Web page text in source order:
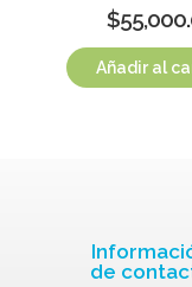
$
Añadir al
de